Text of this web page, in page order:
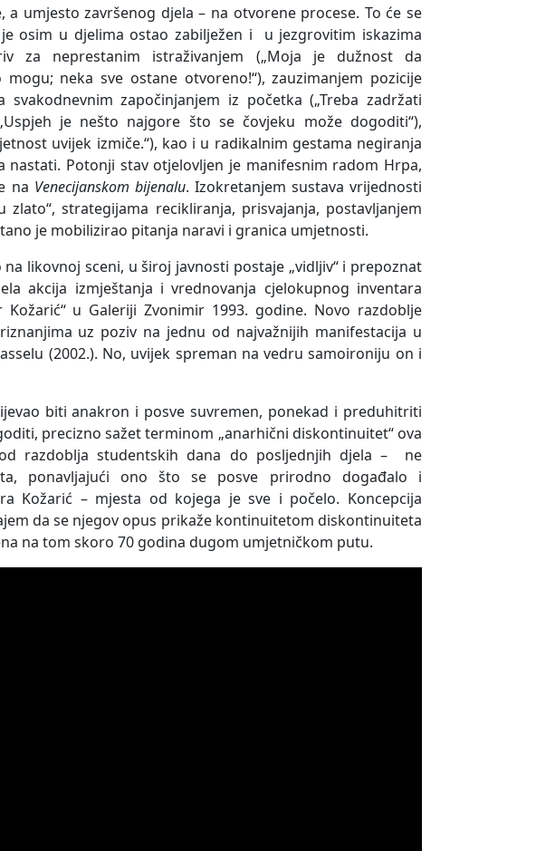
umjesto završenog djela – na otvorene procese. To će se
osim u djelima ostao zabilježen i u jezgrovitim iskazima
za neprestanim istraživanjem („Moja je dužnost da
neka sve ostane otvoreno!“), zauzimanjem pozicije
započinjanjem iz početka („Treba zadržati
je nešto najgore što se čovjeku može dogoditi“),
uvijek izmiče.“), kao i u radikalnim gestama negiranja
Potonji stav otjelovljen je manifesnim radom Hrpa,
na Venecijanskom bijenalu. Izokretanjem sustava vrijednosti
strategijama recikliranja, prisvajanja, postavljanjem
je mobilizirao pitanja naravi i granica umjetnosti.
likovnoj sceni, u široj javnosti postaje „vidljiv“ i prepoznat
akcija izmještanja i vrednovanja cjelokupnog inventara
u Galeriji Zvonimir 1993. godine. Novo razdoblje
uz poziv na jednu od najvažnijih manifestacija u
(2002.). No, uvijek spreman na vedru samoironiju on i
biti anakron i posve suvremen, ponekad i preduhitriti
precizno sažet terminom „anarhični diskontinuitet“ ova
razdoblja studentskih dana do posljednjih djela – ne
ponavljajući ono što se posve prirodno događalo i
Kožarić – mjesta od kojega je sve i počelo. Koncepcija
da se njegov opus prikaže kontinuitetom diskontinuiteta
na tom skoro 70 godina dugom umjetničkom putu.